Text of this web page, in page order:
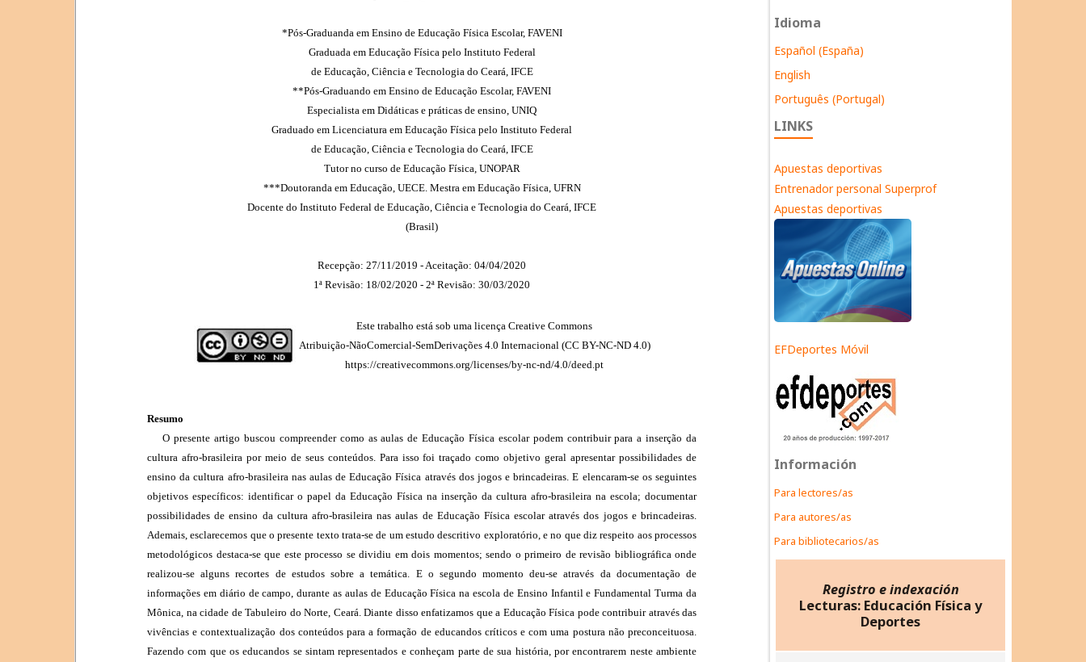
Idioma
Español (España)
English
Português (Portugal)
LINKS
Apuestas deportivas
Entrenador personal Superprof
Apuestas deportivas
EFDeportes Móvil
Información
Para lectores/as
Para autores/as
Para bibliotecarios/as
Registro e indexación
Lecturas: Educación Física y
Deportes